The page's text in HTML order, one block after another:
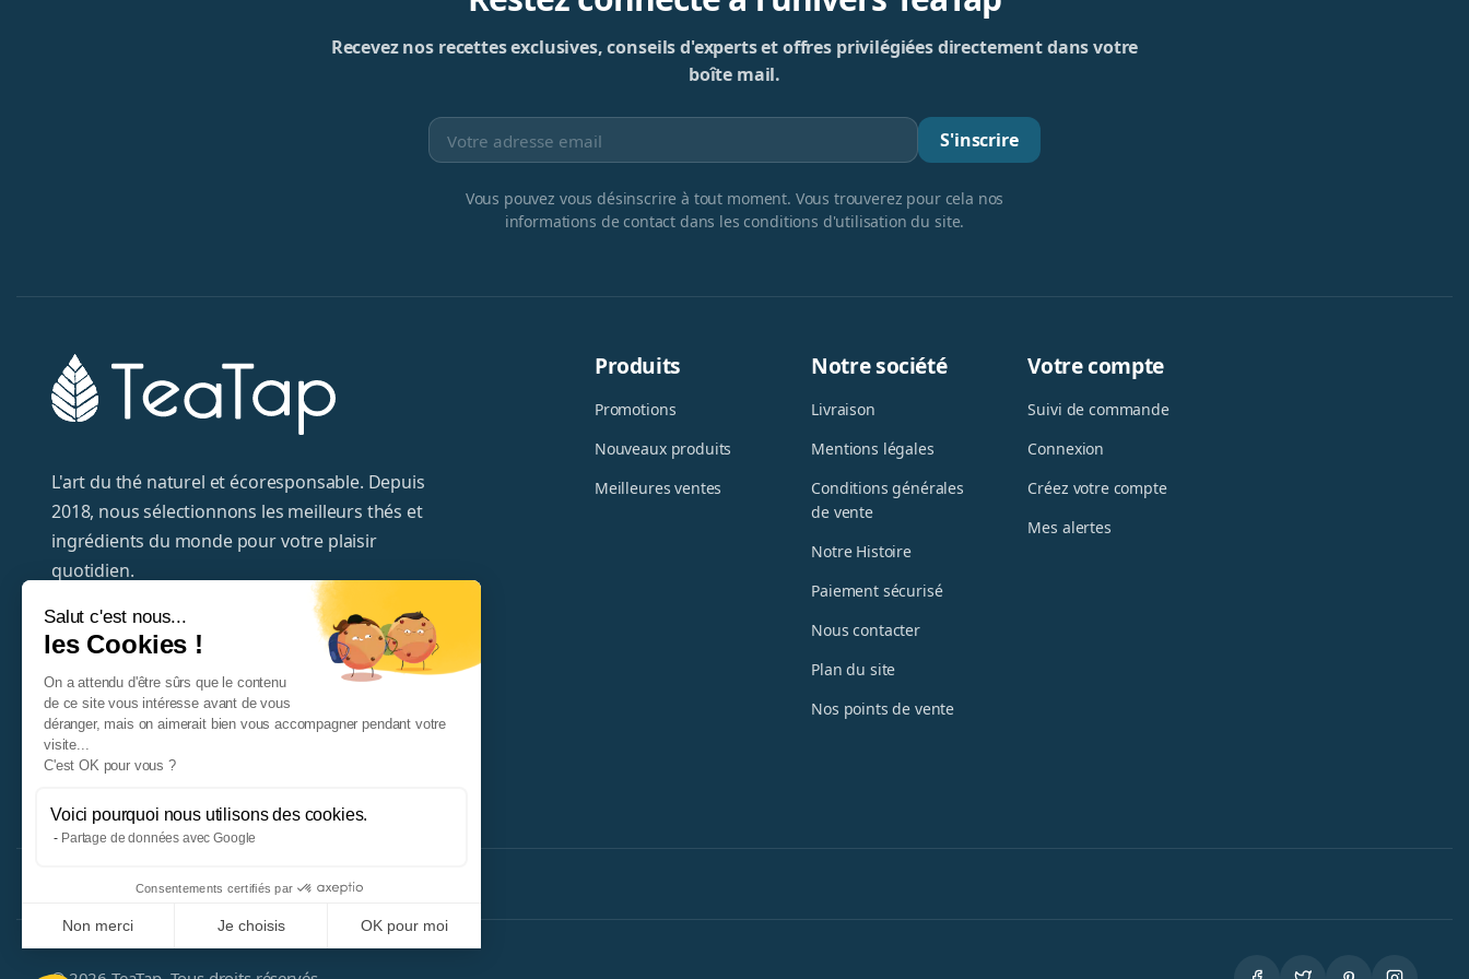
Recevez nos recettes exclusives, conseils d'experts et offres privilégiées directement dans votre
boîte mail.
S'inscrire
Vous pouvez vous désinscrire à tout moment. Vous trouverez pour cela nos
informations de contact dans les conditions d'utilisation du site.
L'art du thé naturel et écoresponsable. Depuis
2018, nous sélectionnons les meilleurs thés et
ingrédients du monde pour votre plaisir
quotidien.
+33320372995
TeaTap
29 rue du Houblon
59700 Marcq-en-Barœul
Produits
Promotions
Nouveaux produits
Meilleures ventes
Notre société
Livraison
Mentions légales
Conditions générales
de vente
Notre Histoire
Paiement sécurisé
Nous contacter
Plan du site
Nos points de vente
Votre compte
Suivi de commande
Connexion
Créez votre compte
Mes alertes
FacebookTwitter
Salut c'est nous...
les Cookies !
On a attendu d'être sûrs que le contenu
de ce site vous intéresse avant de vous
déranger, mais on aimerait bien vous accompagner pendant votre
visite...
C'est OK pour vous ?
Voici pourquoi nous utilisons des cookies.
Partage de données avec Google
Consentements certifiés par
Non merci Je choisis OK pour moi